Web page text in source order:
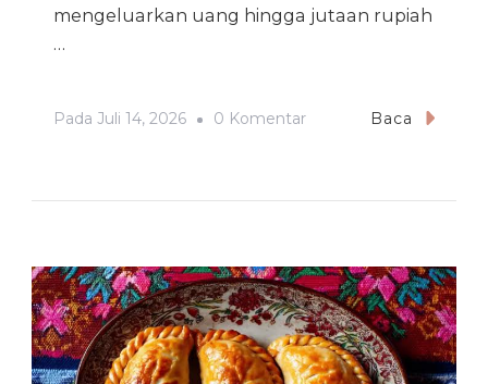
mengeluarkan uang hingga jutaan rupiah
…
Pada Juli 14, 2026 0 KomentarPada
Bisa
Berubah
Menjadi
Keuntungan
Baca